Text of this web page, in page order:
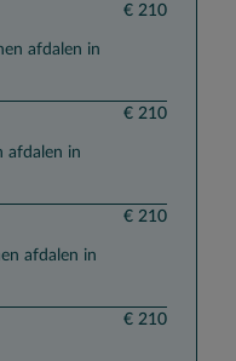
afdalen in
€ 210
afdalen in
€ 210
afdalen in
€ 210
€ 210